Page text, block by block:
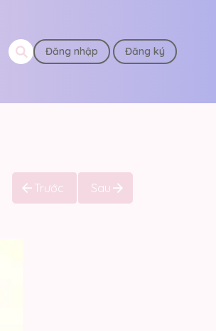
Đăng nhập Đăng ký
Trước Sau